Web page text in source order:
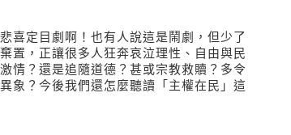
定目劇啊！也有人說這是鬧劇，但少了
置，正讓很多人狂奔哀泣理性、自由與民
情？還是追隨道德？甚或宗教救贖？多令
象？今後我們還怎麼聽讀「主權在民」這